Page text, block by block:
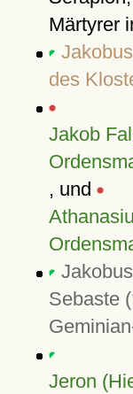
Märtyrer
des
Jakob
, und
Sebaste
Jeron